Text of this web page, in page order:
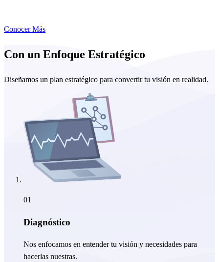
Conocer Más
Con un Enfoque Estratégico
Diseñamos un plan estratégico para convertir tu visión en realidad.
01
Diagnóstico
Nos enfocamos en entender tu visión y necesidades para
hacerlas nuestras.